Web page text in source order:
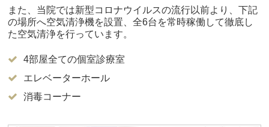
また、当院では新型コロナウイルスの流行以前より、下記
の場所へ空気清浄機を設置、全6台を常時稼働して徹底し
た空気清浄を行っています。
4部屋全ての個室診療室
エレベーターホール
消毒コーナー